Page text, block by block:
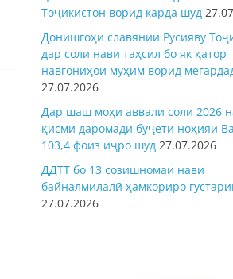
Тоҷикистон ворид карда шуд
Донишгоҳи славянии Русияву
дар соли нави таҳсил бо як қатор
навгониҳои муҳим ворид
27.07.2026
Дар шаш моҳи аввали соли 2026
қисми даромади буҷети ноҳияи
103,4 фоиз иҷро шуд 27.07.2026
ДДТТ бо 13 созишномаи нави
байналмилалӣ ҳамкориро
27.07.2026